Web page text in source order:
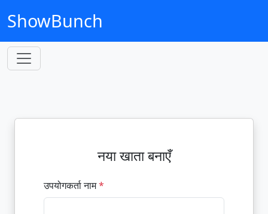
ShowBunch
नया खाता बनाएँ
उपयोगकर्ता नाम*